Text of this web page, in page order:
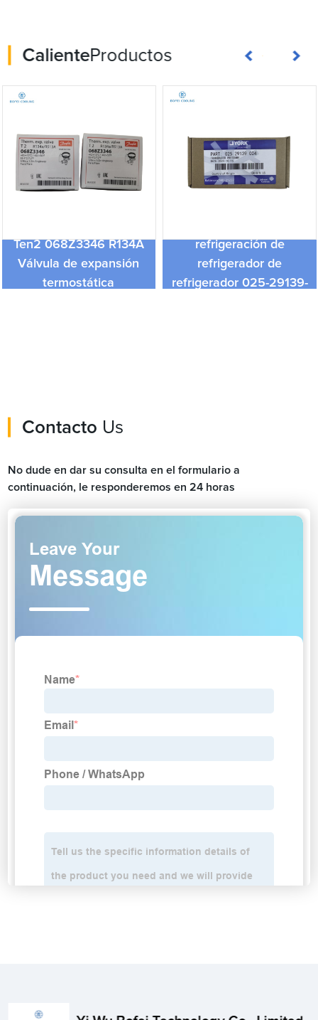
CalienteProductos
Ten2 068Z3346 R134A
Válvula de expansión
termostática
refrigeración de
refrigerador de
refrigerador 025-29139-
Contacto Us
No dude en dar su consulta en el formulario a
continuación, le responderemos en 24 horas